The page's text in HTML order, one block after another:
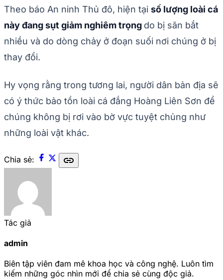
Theo báo An ninh Thủ đô, hiện tại số lượng loài cá
này đang sụt giảm nghiêm trọng do bị săn bắt
nhiều và do dòng chảy ở đoạn suối nơi chúng ở bị
thay đổi.
Hy vọng rằng trong tương lai, người dân bản địa sẽ
có ý thức bảo tồn loài cá đắng Hoàng Liên Sơn để
chúng không bị rơi vào bờ vực tuyệt chủng như
những loài vật khác.
Chia sẻ: link
Tác giả
admin
Biên tập viên đam mê khoa học và công nghệ. Luôn tìm
kiếm những góc nhìn mới để chia sẻ cùng độc giả.